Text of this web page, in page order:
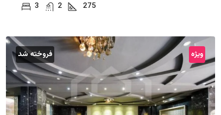
3
2 275
ویژه فروخته شد